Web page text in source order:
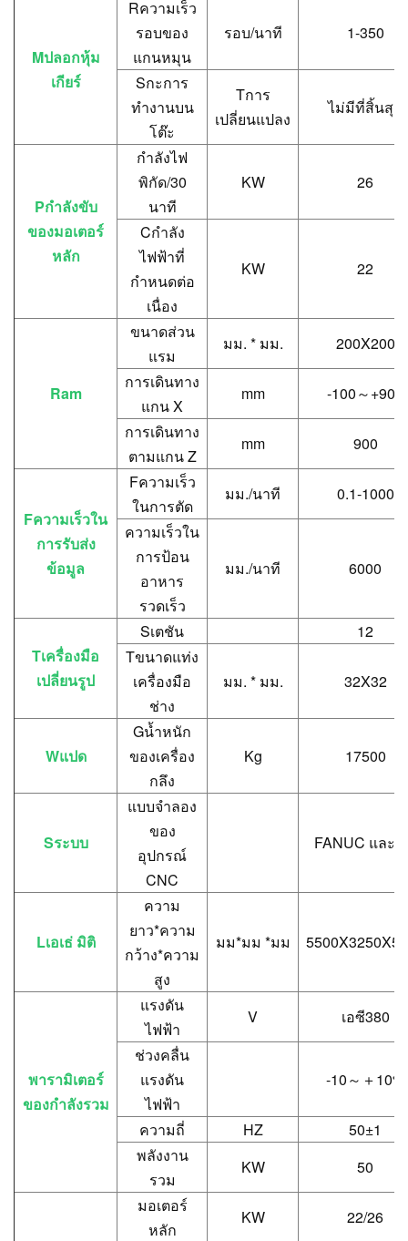
Mปลอกหุ้ม
เกียร์
Rความเร็ว
รอบของ
แกนหมุน
รอบ/นาที 1-350
Sกะการ
ทำงานบน
โต๊ะ
Tการ
เปลี่ยนแปลง
ไม่มีที่สิ้นสุด
Pกำลังขับ
ของมอเตอร์
หลัก
กำลังไฟ
พิกัด/30
นาที
KW 26
Cกำลัง
ไฟฟ้าที่
กำหนดต่อ
เนื่อง
KW 22
Ram
ขนาดส่วน
แรม
มม. * มม.
200X200
การเดินทาง
แกน X
mm -100～+900
การเดินทาง
ตามแกน Z
mm 900
Fความเร็วใน
การรับส่ง
ข้อมูล
Fความเร็ว
ในการตัด
มม./นาที
0.1-1000
ความเร็วใน
การป้อน
อาหาร
รวดเร็ว
มม./นาที 6000
Tเครื่องมือ
เปลี่ยนรูป
Sเตชัน
12
Tขนาดแท่ง
เครื่องมือ
ช่าง
มม. * มม. 32X32
Wแปด
Gน้ำหนัก
ของเครื่อง
กลึง
Kg 17500
Sระบบ
แบบจำลอง
ของ
อุปกรณ์
CNC
FANUC และ
Lเอเธ่ มิติ
ความ
ยาว*ความ
กว้าง*ความ
สูง
มม*มม *มม
พารามิเตอร์
ของกำลังรวม
แรงดัน
ไฟฟ้า
V
เอซี380
ช่วงคลื่น
แรงดัน
ไฟฟ้า
-10～＋10%
ความถี่ HZ
50±1
พลังงาน
รวม
KW 50
มอเตอร์
หลัก
KW
22/26